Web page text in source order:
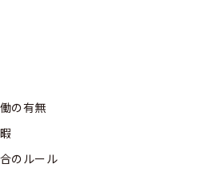
の有無
のルール